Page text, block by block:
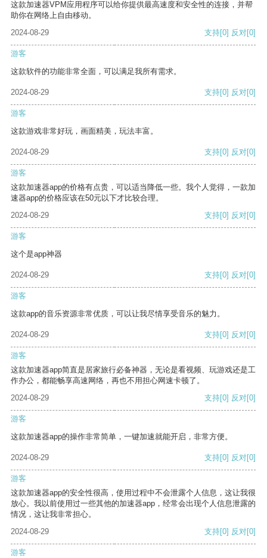
这款加速器VPM应用程序可以给你提供最高速度和安全性的连接，并帮
助你在网络上自由移动。
2024-08-29
支持[0] 反对[0]
游客
这款软件的功能非常全面，可以满足我所有需求。
2024-08-29 支持[0] 反对[0]
游客
这款游戏非常好玩，画面精美，玩法丰富。
2024-08-29 支持[0] 反对[0]
游客
这款加速器app的价格有点贵，可以适当降低一些。我个人觉得，一款加
速器app的价格应该在50元以下才比较合理。
2024-08-29
支持[0] 反对[0]
游客
这个是app神器
2024-08-29 支持[0] 反对[0]
游客
这款app的音乐资源非常优质，可以让我尽情享受音乐的魅力。
2024-08-29 支持[0] 反对[0]
游客
这款加速器app简直是居家旅行必备神器，无论是看视频、玩游戏还是工
作办公，都能畅享高速网络，再也不用担心网速卡顿了。
2024-08-29
支持[0] 反对[0]
游客
这款加速器app的操作非常简单，一键加速就能开启，非常方便。
2024-08-29 支持[0] 反对[0]
游客
这款加速器app的安全性很高，使用过程中不会泄露个人信息，这让我很
放心。我以前使用过一些其他的加速器app，经常会出现个人信息泄露的
情况，这让我非常担心。
2024-08-29
支持[0] 反对[0]
游客